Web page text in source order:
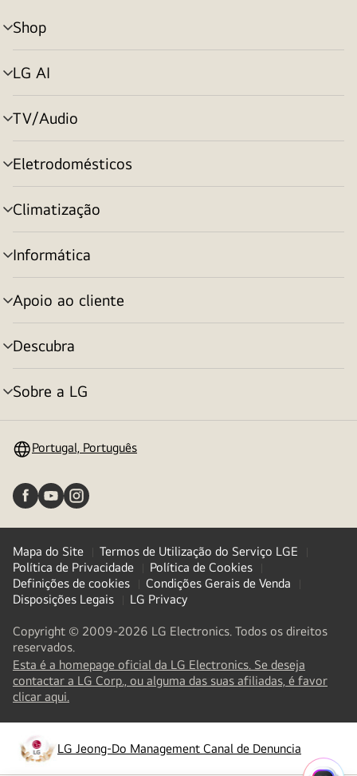
Shop
alternar
menu
LG AI
alternar
menu
TV/Audio
alternar
menu
Eletrodomésticos
alternar
menu
Climatização
alternar
menu
Informática
alternar
menu
Apoio ao cliente
alternar
menu
Descubra
alternar
menu
Sobre a LG
alternar
Portugal, Português
Mapa do Site
Termos de Utilização do Serviço LGE
Política de Privacidade
Política de Cookies
Definições de cookies
Condições Gerais de Venda
Disposições Legais
LG Privacy
Copyright © 2009-2026 LG Electronics. Todos os direitos
reservados.
Esta é a homepage oficial da LG Electronics. Se deseja
contactar a LG Corp., ou alguma das suas afiliadas, é favor
clicar aqui.
new
LG Jeong-Do Management Canal de Denuncia
opens
in